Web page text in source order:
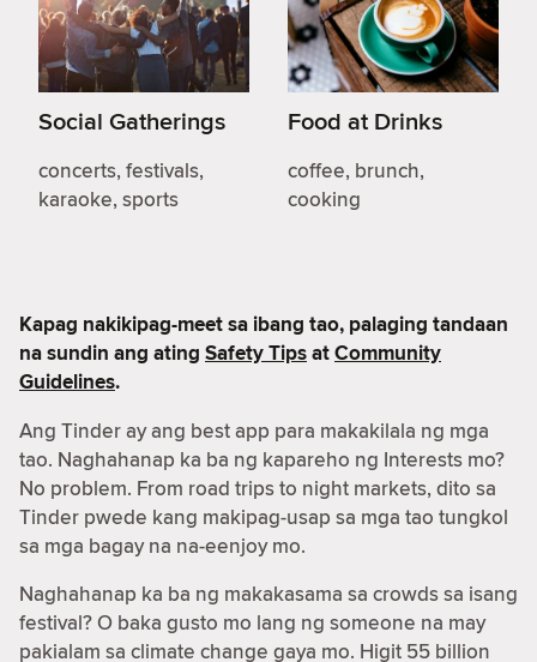
Social Gatherings
concerts, festivals,
karaoke, sports
Food at Drinks
coffee, brunch,
cooking
Kapag nakikipag-meet sa ibang tao, palaging tandaan
na sundin ang ating Safety TipsatCommunity
Guidelines.
Ang Tinder ay ang best app para makakilala ng mga
tao. Naghahanap ka ba ng kapareho ng Interests mo?
No problem. From road trips to night markets, dito sa
Tinder pwede kang makipag-usap sa mga tao tungkol
sa mga bagay na na-eenjoy mo.
Naghahanap ka ba ng makakasama sa crowds sa isang
festival? O baka gusto mo lang ng someone na may
pakialam sa climate change gaya mo. Higit 55 billion